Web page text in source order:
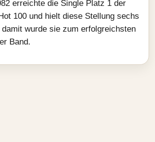
erreichte die Single Platz 1 der
100 und hielt diese Stellung sechs
wurde sie zum erfolgreichsten
Band.